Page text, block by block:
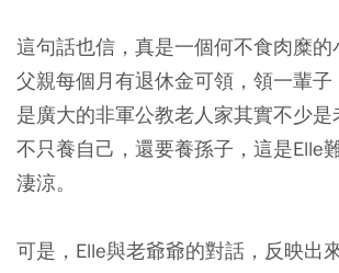
這句話也信，真是一個何不食肉糜的
父親每個月有退休金可領，領一輩子
是廣大的非軍公教老人家其實不少是
不只養自己，還要養孫子，這是Elle
淒涼。
可是，Elle與老爺爺的對話，反映出